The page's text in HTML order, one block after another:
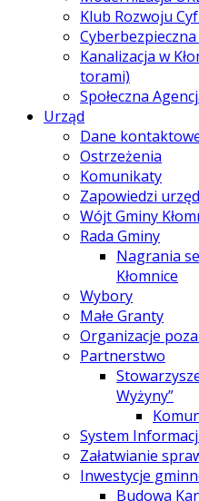
Klub Rozwoju
Cyberbezpieczna
Kanalizacja w
torami)
Społeczna
Urząd
Dane
Ostrzeżenia
Komunikaty
Zapowiedzi
Wójt Gminy
Rada Gminy
Nagrania
Kłomnice
Wybory
Małe Granty
Organizacje
Partnerstwo
Wyżyny”
System
Załatwianie
Inwestycje
Budowa